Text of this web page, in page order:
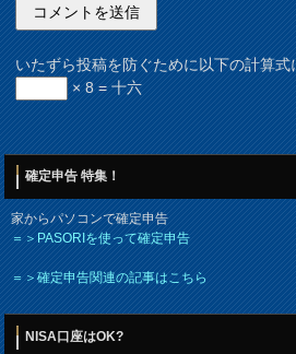
いたずら投稿を防ぐために以下の計算
× 8 = 十六
確定申告 特集！
家からパソコンで確定申告
＝＞PASORIを使って確定申告
＝＞確定申告関連の記事はこちら
NISA口座はOK?